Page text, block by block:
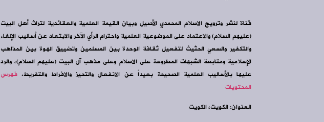
قناة لنشر وترويج الاسلام المحمدي الأصيل وبيان القيمة العلمية والعقائدية لتراث أهل البيت
(عليهم السلام) والاعتماد على الموضوعية العلمية واحترام الرأي الآخر والابتعاد عن أساليب الإلغاء
والتكفير والسعي الحثيث لتفعيل ثقافة الوحدة بين المسلمين وتضييق الهوة بين المذاهب
الإسلامية ومتابعة الشبهات المطروحة على الاسلام وعلى مذهب آل البيت (عليهم السلام)، والرد
عليها بالأساليب العلمية الصحيحة بعيداً عن الانفعال والتحيز والافراط والتفريط. فهرس
المحتويات
العنوان: الكويت، الكويت